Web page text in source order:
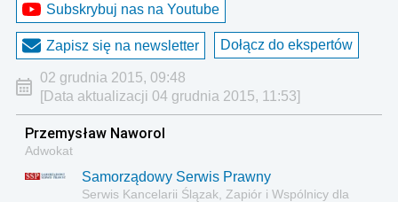
Subskrybuj nas na Youtube
Zapisz się na newsletter Dołącz do ekspertów
02 grudnia 2015, 09:48
[Data aktualizacji 04 grudnia 2015, 11:53]
Przemysław Naworol
Adwokat
Samorządowy Serwis Prawny
Serwis Kancelarii Ślązak, Zapiór i Wspólnicy dla